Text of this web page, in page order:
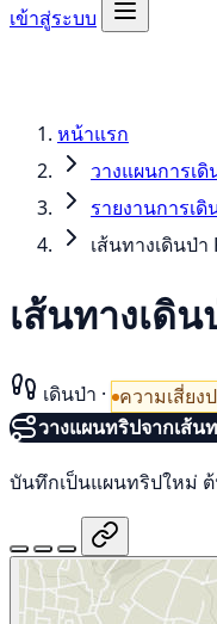
เข้าสู่ระบบ
หน้าแรก
วางแผนการเดิ
รายงานการเดิ
เส้นทางเดินป่
เส้นทางเดิ
เดินป่า · ความเสี่ยง
วางแผนทริปจากเส้น
บันทึกเป็นแผนทริปใหม่